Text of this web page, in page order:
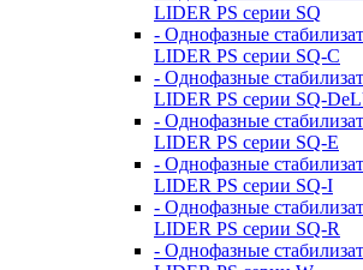
LIDER PS серии SQ
- Однофазные
LIDER PS серии SQ-C
- Однофазные
LIDER PS серии SQ-
- Однофазные
LIDER PS серии SQ-E
- Однофазные
LIDER PS серии SQ-I
- Однофазные
LIDER PS серии SQ-R
- Однофазные